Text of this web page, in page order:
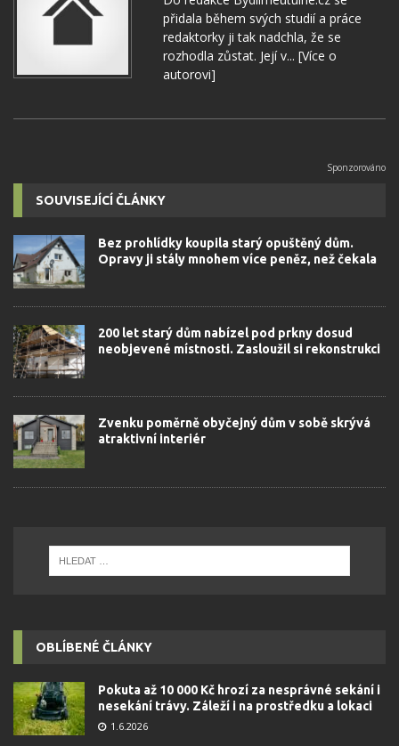
přidala během svých studií a práce
redaktorky ji tak nadchla, že se
rozhodla zůstat. Její v... [Více o
autorovi]
SOUVISEJÍCÍ ČLÁNKY
Bez prohlídky koupila starý opuštěný dům.
Opravy ji stály mnohem více peněz, než čekala
200 let starý dům nabízel pod prkny dosud
neobjevené místnosti. Zasloužil si rekonstrukci
Zvenku poměrně obyčejný dům v sobě skrývá
atraktivní interiér
OBLÍBENÉ ČLÁNKY
Pokuta až 10 000 Kč hrozí za nesprávné sekání i
nesekání trávy. Záleží i na prostředku a lokaci
1.6.2026